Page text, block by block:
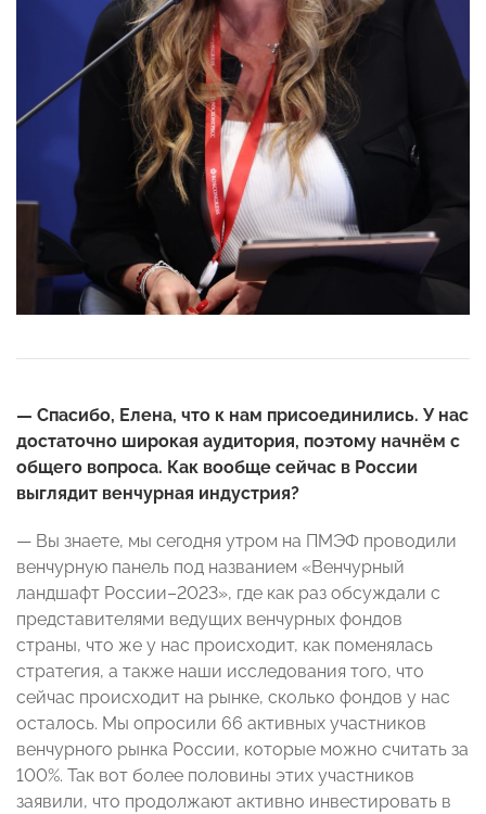
— Спасибо, Елена, что к нам присоединились. У нас
достаточно широкая аудитория, поэтому начнём с
общего вопроса. Как вообще сейчас в России
выглядит венчурная индустрия?
— Вы знаете, мы сегодня утром на ПМЭФ проводили
венчурную панель под названием «Венчурный
ландшафт России–2023», где как раз обсуждали с
представителями ведущих венчурных фондов
страны, что же у нас происходит, как поменялась
стратегия, а также наши исследования того, что
сейчас происходит на рынке, сколько фондов у нас
осталось. Мы опросили 66 активных участников
венчурного рынка России, которые можно считать за
100%. Так вот более половины этих участников
заявили, что продолжают активно инвестировать в